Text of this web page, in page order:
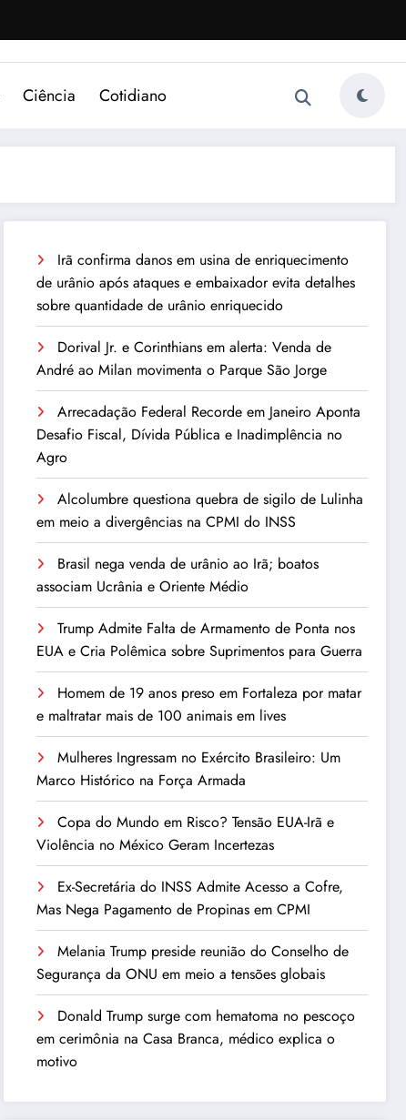
Ciência Cotidiano
Irã confirma danos em usina de enriquecimento
de urânio após ataques e embaixador evita detalhes
sobre quantidade de urânio enriquecido
Dorival Jr. e Corinthians em alerta: Venda de
André ao Milan movimenta o Parque São Jorge
Arrecadação Federal Recorde em Janeiro Aponta
Desafio Fiscal, Dívida Pública e Inadimplência no
Agro
Alcolumbre questiona quebra de sigilo de Lulinha
em meio a divergências na CPMI do INSS
Brasil nega venda de urânio ao Irã; boatos
associam Ucrânia e Oriente Médio
Trump Admite Falta de Armamento de Ponta nos
EUA e Cria Polêmica sobre Suprimentos para Guerra
Homem de 19 anos preso em Fortaleza por matar
e maltratar mais de 100 animais em lives
Mulheres Ingressam no Exército Brasileiro: Um
Marco Histórico na Força Armada
Copa do Mundo em Risco? Tensão EUA-Irã e
Violência no México Geram Incertezas
Ex-Secretária do INSS Admite Acesso a Cofre,
Mas Nega Pagamento de Propinas em CPMI
Melania Trump preside reunião do Conselho de
Segurança da ONU em meio a tensões globais
Donald Trump surge com hematoma no pescoço
em cerimônia na Casa Branca, médico explica o
motivo